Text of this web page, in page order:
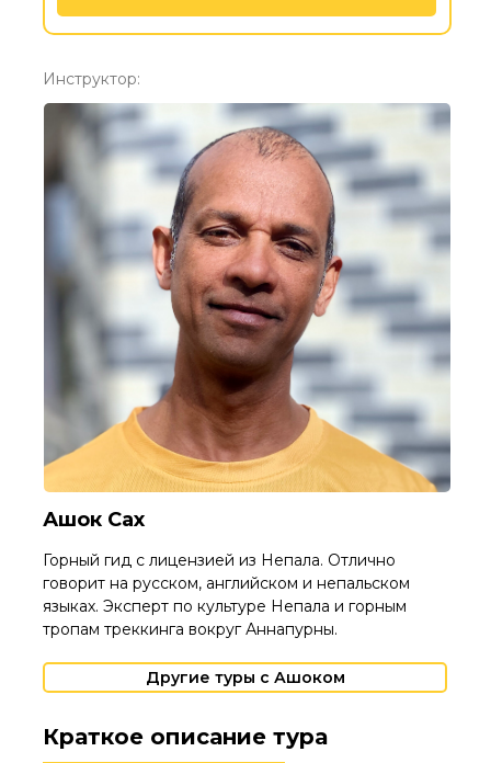
Инструктор:
Ашок Сах
Горный гид с лицензией из Непала. Отлично
говорит на русском, английском и непальском
языках. Эксперт по культуре Непала и горным
тропам треккинга вокруг Аннапурны.
Другие туры с Ашоком
Краткое описание тура